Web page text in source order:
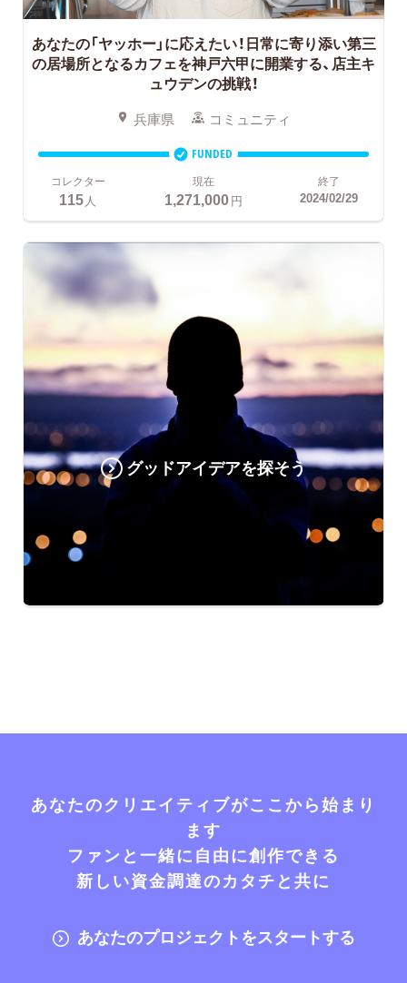
あなたの「ヤッホー」に応えたい！日常に寄り添い第三
の居場所となるカフェを神戸六甲に開業する、店主キ
ュウデンの挑戦！
兵庫県 コミュニティ
FUNDED
コレクター
115 人
現在
1,271,000円
終了
2024/02/29
グッドアイデアを探そう
あなたのクリエイティブがここから始まり
ます
ファンと一緒に自由に創作できる
新しい資金調達のカタチと共に
あなたのプロジェクトをスタートする